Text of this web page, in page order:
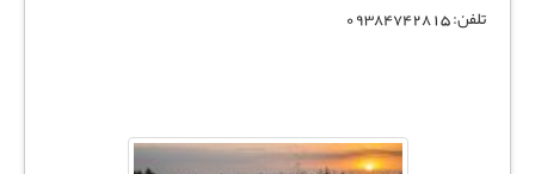
تلفن: 09384742815